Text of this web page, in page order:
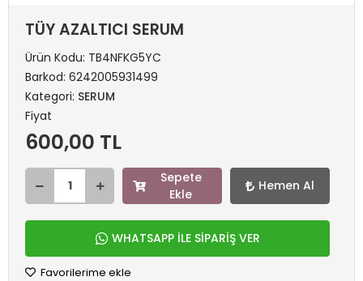
TÜY AZALTICI SERUM
Ürün Kodu: TB4NFKG5YC
Barkod: 6242005931499
Kategori: SERUM
Fiyat
600,00 TL
Sepete
Ekle
Hemen Al
WHATSAPP İLE SİPARİŞ VER
Favorilerime ekle